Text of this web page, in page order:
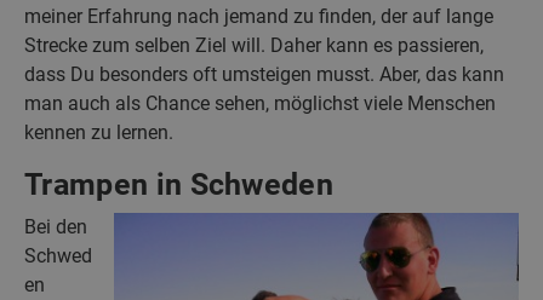
meiner Erfahrung nach jemand zu finden, der auf lange
Strecke zum selben Ziel will. Daher kann es passieren,
dass Du besonders oft umsteigen musst. Aber, das kann
man auch als Chance sehen, möglichst viele Menschen
kennen zu lernen.
Trampen in Schweden
Bei den
Schwed
en